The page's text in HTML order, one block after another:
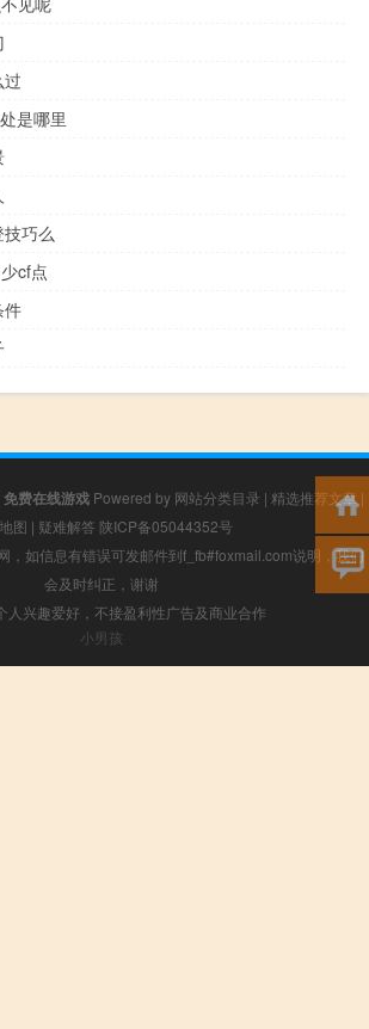
是哪里
巧么
cf点
件
免费在线游戏Powered by 网站分类目录 | 精选推荐文章|
图 | 疑难解答 陕ICP备05044352号
，如信息有错误可发邮件到f_fb#foxmail.com说明，我们
会及时纠正，谢谢
人兴趣爱好，不接盈利性广告及商业合作
小男孩